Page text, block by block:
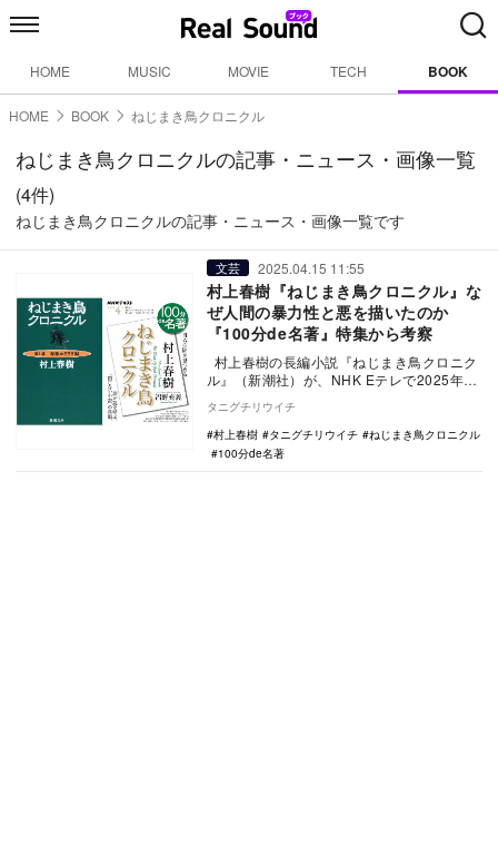
HOME MUSIC MOVIE TECH BOOK
HOME BOOK ねじまき鳥クロニクル
ねじまき鳥クロニクルの記事・ニュース・画像一覧
(4件)
ねじまき鳥クロニクルの記事・ニュース・画像一覧です
文芸 2025.04.15 11:55
村上春樹『ねじまき鳥クロニクル』な
ぜ人間の暴力性と悪を描いたのか
『100分de名著』特集から考察
村上春樹の長編小説『ねじまき鳥クロニク
ル』（新潮社）が、NHK Eテレで2025年4
タニグチリウイチ
村上春樹
タニグチリウイチ
ねじまき鳥クロニクル
100分de名著